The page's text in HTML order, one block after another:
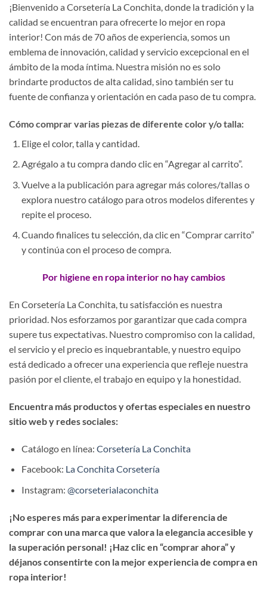
¡Bienvenido a Corsetería La Conchita, donde la tradición y la
calidad se encuentran para ofrecerte lo mejor en ropa
interior! Con más de 70 años de experiencia, somos un
emblema de innovación, calidad y servicio excepcional en el
ámbito de la moda íntima. Nuestra misión no es solo
brindarte productos de alta calidad, sino también ser tu
fuente de confianza y orientación en cada paso de tu compra.
Cómo comprar varias piezas de diferente color y/o talla:
Elige el color, talla y cantidad.
Agrégalo a tu compra dando clic en “Agregar al carrito”.
Vuelve a la publicación para agregar más colores/tallas o
explora nuestro catálogo para otros modelos diferentes y
repite el proceso.
Cuando finalices tu selección, da clic en “Comprar carrito”
y continúa con el proceso de compra.
Por higiene en ropa interior no hay cambios
En Corsetería La Conchita, tu satisfacción es nuestra
prioridad. Nos esforzamos por garantizar que cada compra
supere tus expectativas. Nuestro compromiso con la calidad,
el servicio y el precio es inquebrantable, y nuestro equipo
está dedicado a ofrecer una experiencia que refleje nuestra
pasión por el cliente, el trabajo en equipo y la honestidad.
Encuentra más productos y ofertas especiales en nuestro
sitio web y redes sociales:
Catálogo en línea: Corsetería La Conchita
Facebook: La Conchita Corsetería
Instagram: @corseterialaconchita
¡No esperes más para experimentar la diferencia de
comprar con una marca que valora la elegancia accesible y
la superación personal! ¡Haz clic en “comprar ahora” y
déjanos consentirte con la mejor experiencia de compra en
ropa interior!